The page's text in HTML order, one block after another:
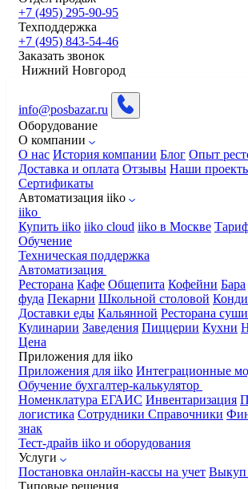
+7 (495) 295-90-95
Техподдержка
+7 (495) 843-54-46
Заказать звонок
Нижний Новгород
info@posbazar.ru
Оборудование
О компании
О нас История компании Блог Опыт
Доставка и оплата Отзывы Наши
Сертификаты
Автоматизация iiko
iiko
Купить iiko iiko cloud iiko в Москве
Обучение
Техническая поддержка
Автоматизация
Ресторана Кафе Общепита Кофейни Бара
фуда Пекарни Школьной столовой
Доставки еды Кальянной Ресторана суши
Кулинарии Заведения Пиццерии Кухни
Цена
Приложения для iiko
Приложения для iiko Интеграционные
Обучение бухгалтер-калькулятор
Номенклатура ЕГАИС Инвентаризация
логистика Сотрудники Справочники
знак
Тест-драйв iiko и оборудования
Услуги
Постановка онлайн-кассы на учет Выкуп
Типовые решения